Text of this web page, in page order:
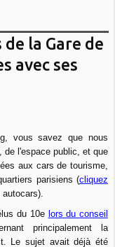
la Gare de
avec ses
vous savez que nous
de l'espace public, et que
aux cars de tourisme,
parisiens (cliquez
du 10e lors du conseil
principalement la
Le sujet avait déjà été